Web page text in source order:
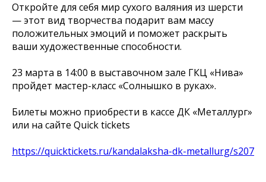
Откройте для себя мир сухого валяния из шерсти
— этот вид творчества подарит вам массу
положительных эмоций и поможет раскрыть
ваши художественные способности.
23 марта в 14:00 в выставочном зале ГКЦ «Нива»
пройдет мастер-класс «Солнышко в руках».
Билеты можно приобрести в кассе ДК «Металлург»
или на сайте Quick tickets
https://quicktickets.ru/kandalaksha-dk-metallurg/s207